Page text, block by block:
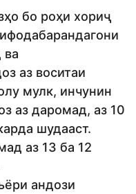
бо роҳи хориҷ
ва
аз воситаи
мулк, инчунин
аз даромад, аз 10
шудааст.
аз 13 ба 12
андози